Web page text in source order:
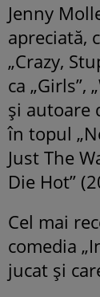
Jenny
apreciată,
„Crazy,
ca „Girls”,
și autoare
în topul
Just The
Die Hot”
Cel mai
comedia
jucat și